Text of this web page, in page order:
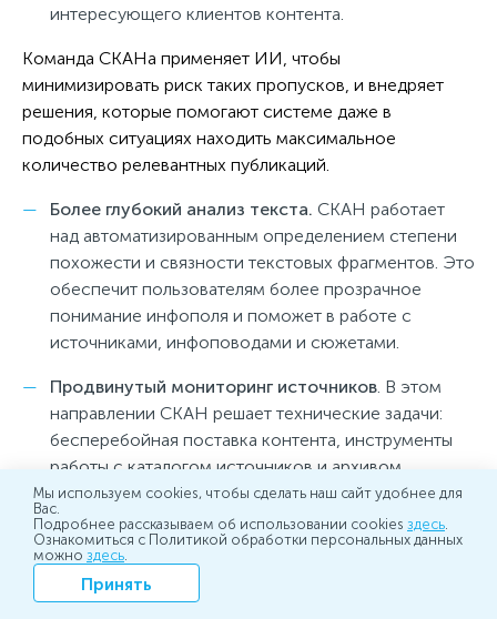
интересующего клиентов контента.
Команда СКАНа применяет ИИ, чтобы
минимизировать риск таких пропусков, и внедряет
решения, которые помогают системе даже в
подобных ситуациях находить максимальное
количество релевантных публикаций.
Более глубокий анализ текста. СКАН работает
над автоматизированным определением степени
похожести и связности текстовых фрагментов. Это
обеспечит пользователям более прозрачное
понимание инфополя и поможет в работе с
источниками, инфоповодами и сюжетами.
Продвинутый мониторинг источников. В этом
направлении СКАН решает технические задачи:
бесперебойная поставка контента, инструменты
работы с каталогом источников и архивом
публикаций, подключение новых источников.
Например, в этом году были подключены
телеграм-каналы, что значительно расширило
медиакартину для наших пользователей.
Мы используем cookies, чтобы сделать наш сайт удобнее для
Вас.
Подробнее рассказываем об использовании cookies здесь.
Ознакомиться с Политикой обработки персональных данных
можно здесь.
Принять